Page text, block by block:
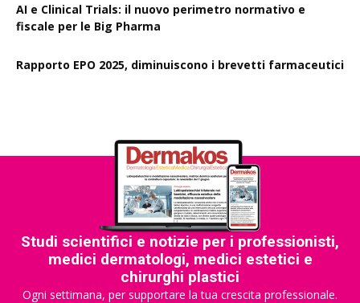
AI e Clinical Trials: il nuovo perimetro normativo e
fiscale per le Big Pharma
Rapporto EPO 2025, diminuiscono i brevetti farmaceutici
Studi scientifici e notizie per i professionisti,
medici dermatologi, medici estetici e
chirurghi plastici
Ogni settimana, per supportare la tua crescita professionale.